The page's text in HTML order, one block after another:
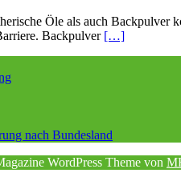
Öle als auch Backpulver
Backpulver […]
nach Bundesland
WordPress Theme von